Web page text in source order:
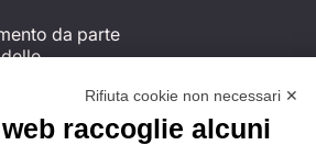
da parte
di Condotta, è
un
Rifiuta cookie non necessari ✕
raccoglie alcuni